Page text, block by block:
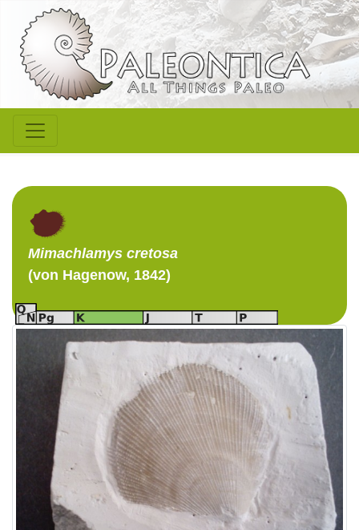
Mimachlamys cretosa
(von Hagenow, 1842)